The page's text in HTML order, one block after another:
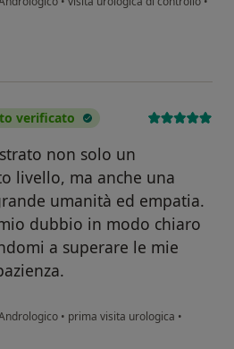
verificato
non solo un
livello, ma anche una
umanità ed empatia.
dubbio in modo chiaro
a superare le mie
• prima visita urologica •
P.